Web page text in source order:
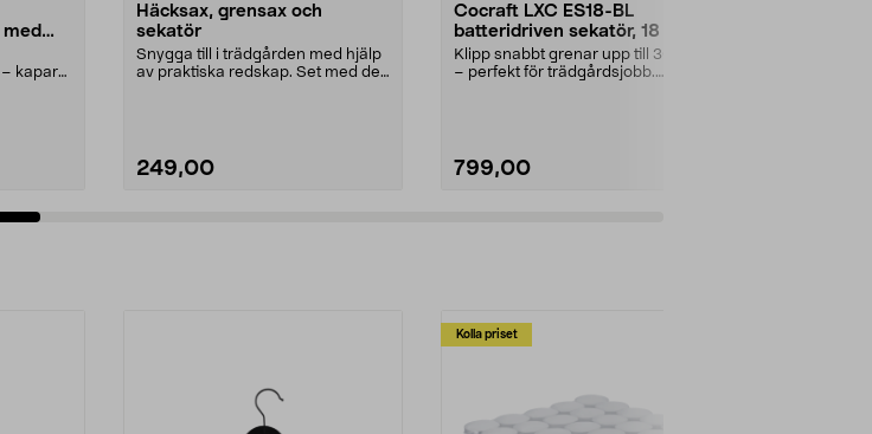
kapar
Häcksax, grensax och
sekatör
Snygga till i trädgården med hjälp
av praktiska redskap. Set med de
249,00
Cocraft LXC ES18-BL
batteridriven sekatör, 18 V
Klipp snabbt grenar upp till 30 mm
– perfekt för trädgårdsjobb.
799,00
Kolla priset